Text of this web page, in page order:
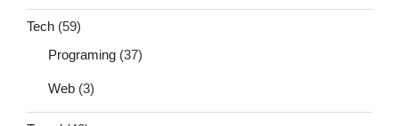
Tech (59)
Programing (37)
Web (3)